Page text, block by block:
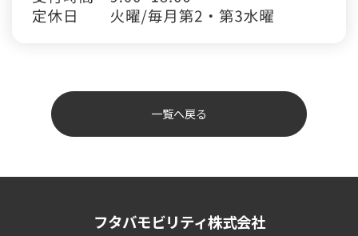
一覧へ戻る
フタバモビリティ株式会社